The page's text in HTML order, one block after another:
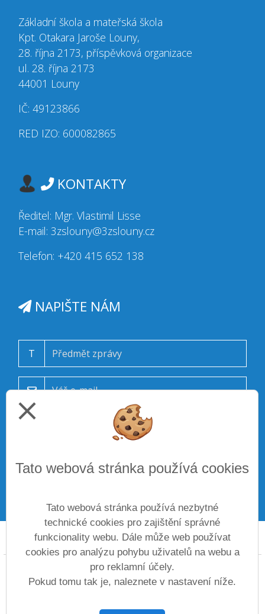
Základní škola a mateřská škola
Kpt. Otakara Jaroše Louny,
28. října 2173, příspěvková organizace
ul. 28. října 2173
44001 Louny
IČ: 49123866
RED IZO: 600082865
KONTAKTY
Ředitel: Mgr. Vlastimil Lisse
E-mail: 3zslouny@3zslouny.cz
Telefon: +420 415 652 138
NAPIŠTE NÁM
T
Prohlášení o přístupnosti Mapa webu Cookies
Copyright © 2022 - 2023 ZŠ a MŠ Kpt. Otakara Jaroše,
Louny &
Vitalex Group - Tvorba školních
close
Tato webová stránka používá cookies
Tato webová stránka používá nezbytné
technické cookies pro zajištění správné
funkcionality webu. Dále může web používat
cookies pro analýzu pohybu uživatelů na webu a
pro reklamní účely.
Pokud tomu tak je, naleznete v nastavení níže.